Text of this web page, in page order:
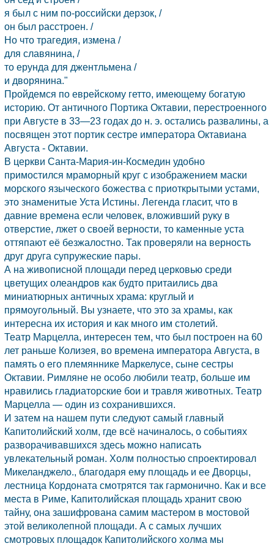
я был с ним по-российски дерзок, /
он был расстроен. /
Но что трагедия, измена /
для славянина, /
то ерунда для джентльмена /
и дворянина."
Пройдемся по еврейскому гетто, имеющему богатую
историю. От античного Портика Октавии, перестроенного
при Августе в 33—23 годах до н. э. остались развалины, а
посвящен этот портик сестре императора Октавиана
Августа - Октавии.
В церкви Санта-Мария-ин-Космедин удобно
примостился мраморный круг с изображением маски
морского языческого божества с приоткрытыми устами,
это знаменитые Уста Истины. Легенда гласит, что в
давние времена если человек, вложивший руку в
отверстие, лжет о своей верности, то каменные уста
оттяпают её безжалостно. Так проверяли на верность
друг друга супружеские пары.
А на живописной площади перед церковью среди
цветущих олеандров как будто притаились два
миниатюрных античных храма: круглый и
прямоугольный. Вы узнаете, что это за храмы, как
интересна их история и как много им столетий.
Театр Марцелла, интересен тем, что был построен на 60
лет раньше Колизея, во времена императора Августа, в
память о его племяннике Маркелусе, сыне сестры
Октавии. Римляне не особо любили театр, больше им
нравились гладиаторские бои и травля животных. Театр
Марцелла — один из сохранившихся.
И затем на нашем пути следуют самый главный
Капитолийский холм, где всё начиналось, о событиях
разворачивавшихся здесь можно написать
увлекательный роман. Холм полностью спроектировал
Микеланджело., благодаря ему площадь и ее Дворцы,
лестница Кордоната смотрятся так гармонично. Как и все
места в Риме, Капитолийская площадь хранит свою
тайну, она зашифрована самим мастером в мостовой
этой великолепной площади. А с самых лучших
смотровых площадок Капитолийского холма мы